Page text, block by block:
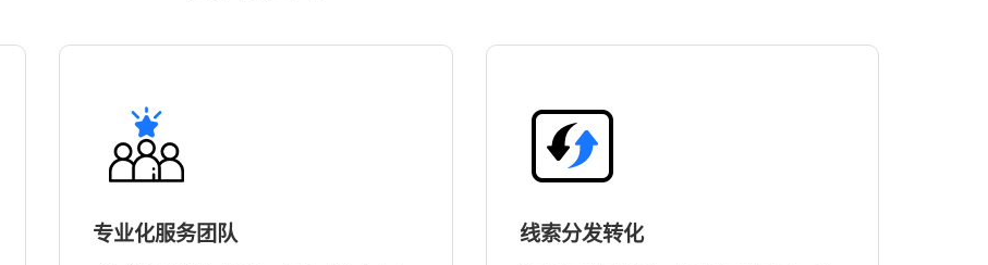
专业化服务团队 线索分发转化